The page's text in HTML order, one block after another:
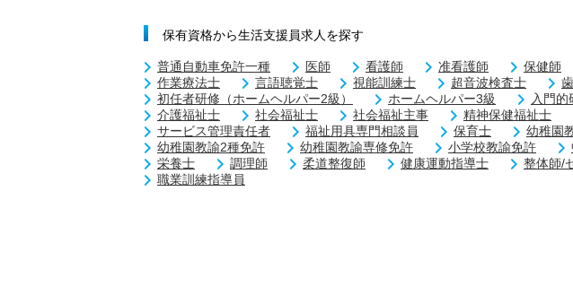
保有資格から生活支援員求人を探す
普通自動車免許一種 医師 看護師 准看護師 保健師
作業療法士
言語聴覚士 視能訓練士 超音波検査士
初任者研修（ホームヘルパー2級）
ホームヘルパー3級 入門的
介護福祉士
社会福祉士 社会福祉主事 精神保健福祉士
サービス管理責任者
福祉用具専門相談員 保育士 幼稚園
幼稚園教諭2種免許
幼稚園教諭専修免許 小学校教諭免許
栄養士
調理師 柔道整復師 健康運動指導士 整体師/
職業訓練指導員